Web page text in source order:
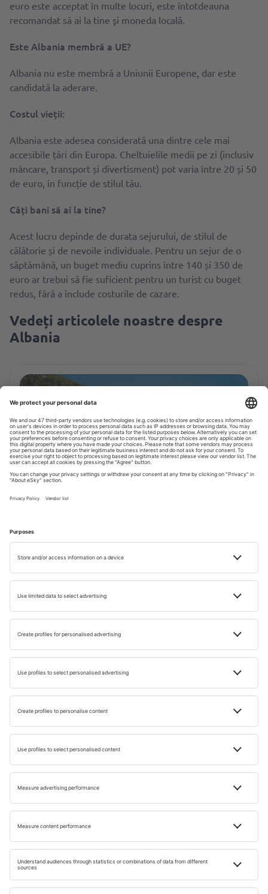
euro este acceptat în multe locuri, este întotdeauna
recomandat să ai la tine şi moneda locală.
Este Albania membră a UE?
Albania nu este membră a Uniunii Europene, dar este
candidată la aderare.
Costul vieții:
Albania este adesea considerată una dintre cele mai
accesibile țări din Europa. Cheltuielile medii pe zi (inclusiv
mâncare, transport și divertisment) pot varia între 20 și 50
de euro, în funcție de stilul tău.
Câți bani să ai la tine?
Acest lucru depinde de durata sejurului, de stilul de
călătorie și de nevoile individuale. Pentru un sejur de o
săptămână, un buget mediu cuprins între 140 și 350 de
euro ar trebui să fie suficient pentru un turist cu buget
redus, fără a include costurile de cazare.
Vedeți articolele noastre despre
Albania
CLASAMENTE
Timp de citire: 6 min
Gabriel Popoiu
INSPIRATIE
Ghid de calatorie si recomandare de
Andrzej Fiszer